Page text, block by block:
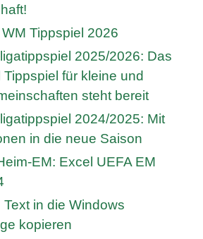
Tippspiel 2026
2025/2026: Das
für kleine und
steht bereit
2024/2025: Mit
in die neue Saison
EM: Excel UEFA EM
Text in die Windows
kopieren